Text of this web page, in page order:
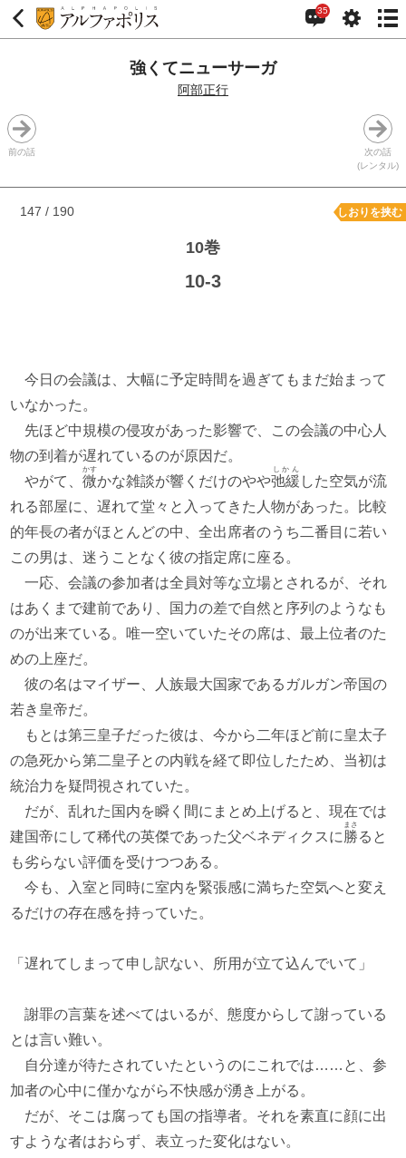
35
強くてニューサーガ
阿部正行
前の話
次の話
(レンタル)
147 / 190 しおりを挟む
10巻
10-3
今日の会議は、大幅に予定時間を過ぎてもまだ始まって
いなかった。
先ほど中規模の侵攻があった影響で、この会議の中心人
物の到着が遅れているのが原因だ。
やがて、微
かす
かな雑談が響くだけのやや弛緩
しかん
した空気が流
れる部屋に、遅れて堂々と入ってきた人物があった。比較
的年長の者がほとんどの中、全出席者のうち二番目に若い
この男は、迷うことなく彼の指定席に座る。
一応、会議の参加者は全員対等な立場とされるが、それ
はあくまで建前であり、国力の差で自然と序列のようなも
のが出来ている。唯一空いていたその席は、最上位者のた
めの上座だ。
彼の名はマイザー、人族最大国家であるガルガン帝国の
若き皇帝だ。
もとは第三皇子だった彼は、今から二年ほど前に皇太子
の急死から第二皇子との内戦を経て即位したため、当初は
統治力を疑問視されていた。
だが、乱れた国内を瞬く間にまとめ上げると、現在では
建国帝にして稀代の英傑であった父ベネディクスに 勝
まさ
ると
も劣らない評価を受けつつある。
今も、入室と同時に室内を緊張感に満ちた空気へと変え
るだけの存在感を持っていた。
「遅れてしまって申し訳ない、所用が立て込んでいて」
謝罪の言葉を述べてはいるが、態度からして謝っている
とは言い難い。
自分達が待たされていたというのにこれでは……と、参
加者の心中に僅かながら不快感が湧き上がる。
だが、そこは腐っても国の指導者。それを素直に顔に出
すような者はおらず、表立った変化はない。